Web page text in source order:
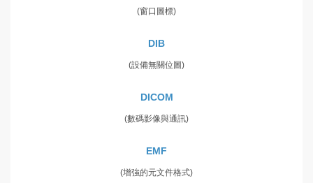
(窗口圖標)
DIB
(設備無關位圖)
DICOM
(數碼影像與通訊)
EMF
(增強的元文件格式)